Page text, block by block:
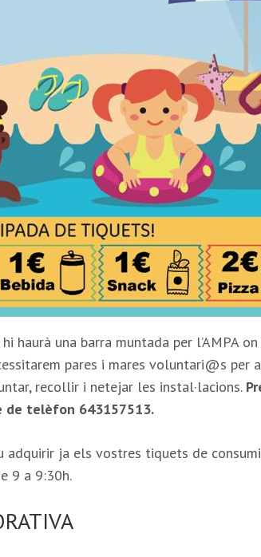
haurà una barra muntada per l’AMPA
pares i mares voluntari@s per
recollir i netejar les instal·lacions.
de telèfon 643157513.
adquirir ja els vostres tiquets de
9 a 9:30h.